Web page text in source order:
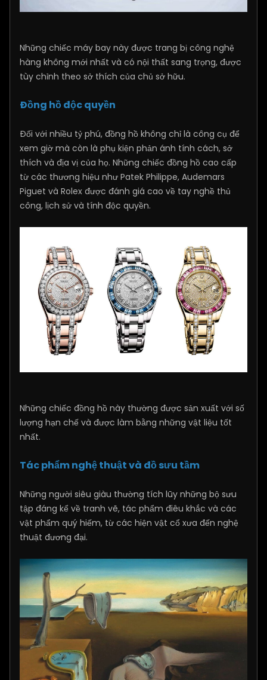
Những chiếc máy bay này được trang bị công nghệ
hàng không mới nhất và có nội thất sang trọng, được
tùy chỉnh theo sở thích của chủ sở hữu.
Đồng hồ độc quyền
Đối với nhiều tỷ phú, đồng hồ không chỉ là công cụ để
xem giờ mà còn là phụ kiện phản ánh tính cách, sở
thích và địa vị của họ. Những chiếc đồng hồ cao cấp
từ các thương hiệu như Patek Philippe, Audemars
Piguet và Rolex được đánh giá cao về tay nghề thủ
công, lịch sử và tính độc quyền.
Những chiếc đồng hồ này thường được sản xuất với số
lượng hạn chế và được làm bằng những vật liệu tốt
nhất.
Tác phẩm nghệ thuật và đồ sưu tầm
Những người siêu giàu thường tích lũy những bộ sưu
tập đáng kể về tranh vẽ, tác phẩm điêu khắc và các
vật phẩm quý hiếm, từ các hiện vật cổ xưa đến nghệ
thuật đương đại.